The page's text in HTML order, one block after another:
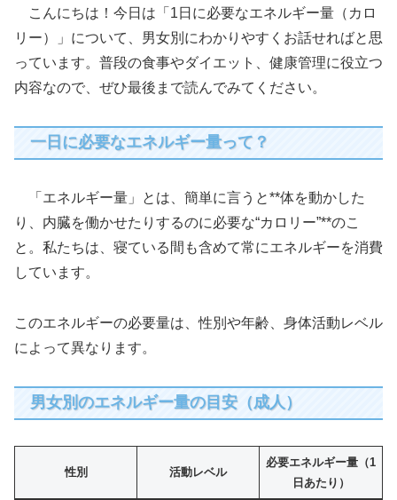
こんにちは！今日は「1日に必要なエネルギー量（カロ
リー）」について、男女別にわかりやすくお話せればと思
っています。普段の食事やダイエット、健康管理に役立つ
内容なので、ぜひ最後まで読んでみてください。
一日に必要なエネルギー量って？
「エネルギー量」とは、簡単に言うと**体を動かした
り、内臓を働かせたりするのに必要な“カロリー”**のこ
と。私たちは、寝ている間も含めて常にエネルギーを消費
しています。
このエネルギーの必要量は、性別や年齢、身体活動レベル
によって異なります。
男女別のエネルギー量の目安（成人）
性別 活動レベル
必要エネルギー量（1
日あたり）